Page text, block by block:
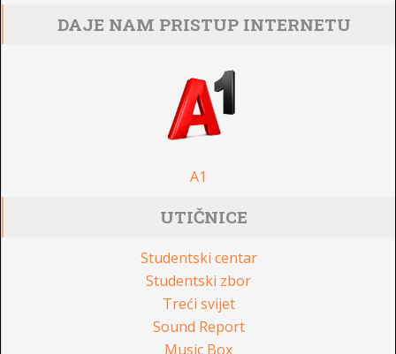
DAJE NAM PRISTUP INTERNETU
A1
UTIČNICE
Studentski centar
Studentski zbor
Treći svijet
Sound Report
Music Box